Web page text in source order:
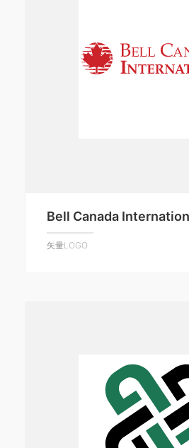
Bell Canada
矢量LOGO